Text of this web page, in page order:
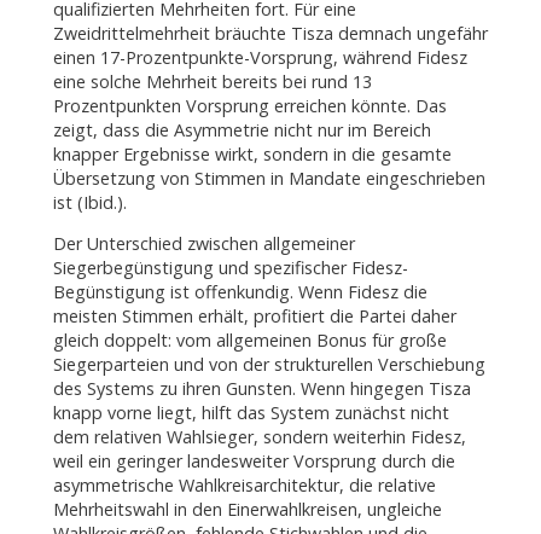
qualifizierten Mehrheiten fort. Für eine
Zweidrittelmehrheit bräuchte Tisza demnach ungefähr
einen 17-Prozentpunkte-Vorsprung, während Fidesz
eine solche Mehrheit bereits bei rund 13
Prozentpunkten Vorsprung erreichen könnte. Das
zeigt, dass die Asymmetrie nicht nur im Bereich
knapper Ergebnisse wirkt, sondern in die gesamte
Übersetzung von Stimmen in Mandate eingeschrieben
ist (Ibid.).
Der Unterschied zwischen allgemeiner
Siegerbegünstigung und spezifischer Fidesz-
Begünstigung ist offenkundig. Wenn Fidesz die
meisten Stimmen erhält, profitiert die Partei daher
gleich doppelt: vom allgemeinen Bonus für große
Siegerparteien und von der strukturellen Verschiebung
des Systems zu ihren Gunsten. Wenn hingegen Tisza
knapp vorne liegt, hilft das System zunächst nicht
dem relativen Wahlsieger, sondern weiterhin Fidesz,
weil ein geringer landesweiter Vorsprung durch die
asymmetrische Wahlkreisarchitektur, die relative
Mehrheitswahl in den Einerwahlkreisen, ungleiche